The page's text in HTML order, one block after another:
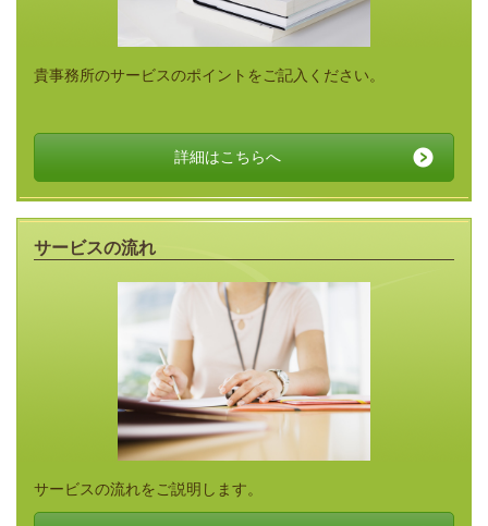
貴事務所のサービスのポイントをご記入ください。
詳細はこちらへ
サービスの流れ
サービスの流れをご説明します。